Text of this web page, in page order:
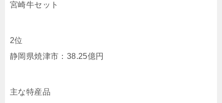
宮崎牛セット
2位
静岡県焼津市：38.25億円
主な特産品